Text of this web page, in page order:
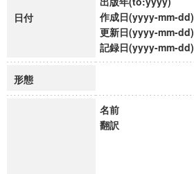
日付
作成日(yyyy-mm-dd)
更新日(yyyy-mm-dd)
記録日(yyyy-mm-dd)
形態
名前
翻訳